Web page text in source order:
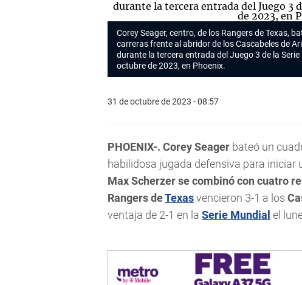
Corey Seager, centro, de los Rangers de Texas,
carreras frente al abridor de los Cascabeles de
durante la tercera entrada del Juego 3 de la
octubre de 2023, en Phoenix.
31 de octubre de 2023 - 08:57
PHOENIX-. Corey Seager bateó un
habilidosa jugada defensiva para iniciar
Max Scherzer se combinó con cuatro
Rangers deTexasvencieron 3-1 a los
ventaja de 2-1 en la Serie Mundial el